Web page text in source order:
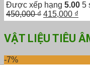
Được xếp hạng 5.00 5
450,000₫ Giá
gốc
là:
450,000 ₫.
415,000 ₫
tại
là:
VẬT LIỆU TIÊU
-7%